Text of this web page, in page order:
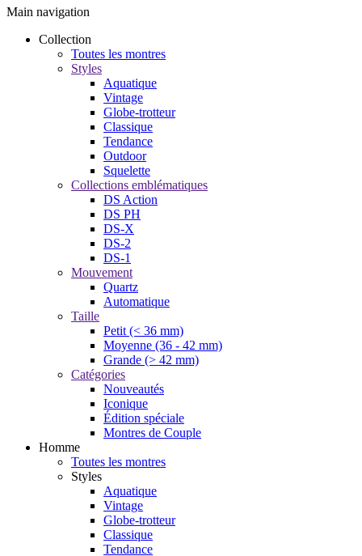
Main navigation
Collection
Toutes les montres
Styles
Aquatique
Vintage
Globe-trotteur
Classique
Tendance
Outdoor
Squelette
Collections emblématiques
DS Action
DS PH
DS-X
DS-2
DS-1
Mouvement
Quartz
Automatique
Taille
Petit (< 36 mm)
Moyenne (36 - 42 mm)
Grande (> 42 mm)
Catégories
Nouveautés
Iconique
Édition spéciale
Montres de Couple
Homme
Toutes les montres
Styles
Aquatique
Vintage
Globe-trotteur
Classique
Tendance